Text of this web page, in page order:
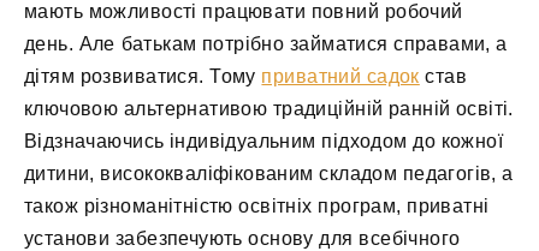
мають можливості працювати повний робочий
день. Але батькам потрібно займатися справами, а
дітям розвиватися. Тому приватний садок став
ключовою альтернативою традиційній ранній освіті.
Відзначаючись індивідуальним підходом до кожної
дитини, висококваліфікованим складом педагогів, а
також різноманітністю освітніх програм, приватні
установи забезпечують основу для всебічного